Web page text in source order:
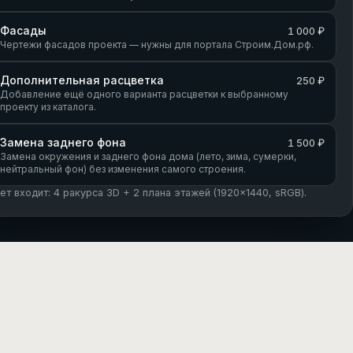
Фасады 1 000 ₽
Чертежи фасадов проекта — нужны для портала Строим.Дом.рф.
Дополнительная расцветка 250 ₽
Добавление ещё одного варианта расцветки к выбранному
проекту из каталога.
Замена заднего фона 1 500 ₽
Замена окружения и заднего фона дома (лето, зима, сумерки,
нейтральный фон) без изменения самого строения.
входит: 4 ракурса 3D + 2 плана этажей (1920×1440, sRGB).